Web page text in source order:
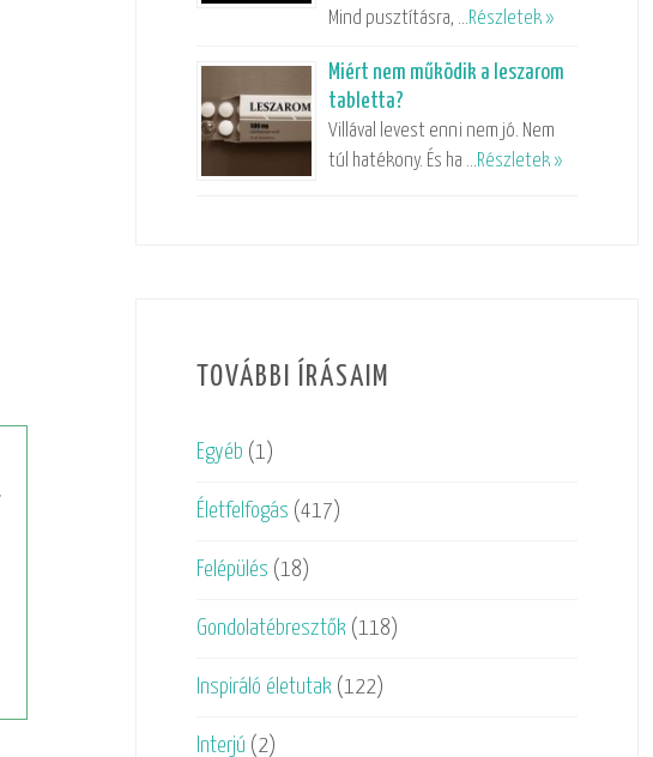
Mind pusztításra, …Részletek »
Miért nem működik a leszarom
tabletta?
Villával levest enni nem jó. Nem
túl hatékony. És ha …Részletek »
TOVÁBBI ÍRÁSAIM
Egyéb (1)
Életfelfogás (417)
Felépülés (18)
Gondolatébresztők (118)
Inspiráló életutak (122)
Interjú (2)